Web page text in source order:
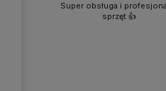
Super obsługa i
sprzęt 👍️